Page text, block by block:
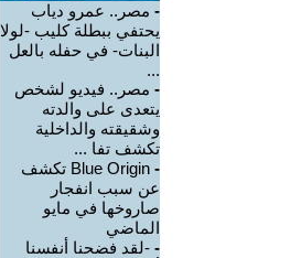
- مصر.. عمرو دياب
يحتفي ببطلة كليب -لولا
البنات- في حفله بالعل
...
- مصر.. فيديو لشخص
يتعدى على والدته
وشقيقته والداخلية
تكشف تفا ...
-
Blue Origin تكشف
عن سبب انفجار
صاروخها في مايو
الماضي
- -لقد فضحنا أنفسنا